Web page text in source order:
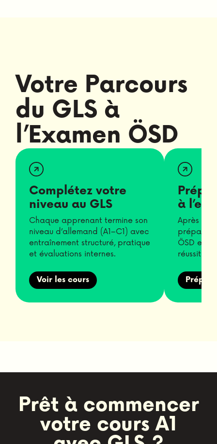
Votre Parcours
du GLS à
l’Examen ÖSD
Complétez votre
niveau au GLS
Chaque apprenant termine son
niveau d’allemand (A1–C1) avec
entraînement structuré, pratique
et évaluations internes.
Voir les cours
à
Après
ÖSD est
réussite.
Prêt à commencer
votre cours A1